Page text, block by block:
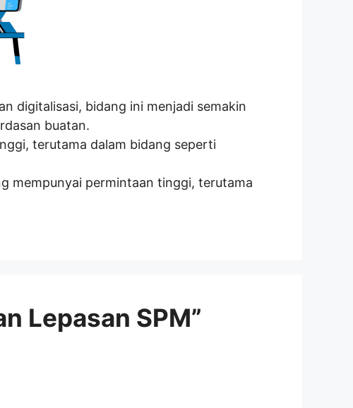
digitalisasi, bidang ini menjadi semakin
buatan.
terutama dalam bidang seperti
mempunyai permintaan tinggi, terutama
Lepasan SPM”